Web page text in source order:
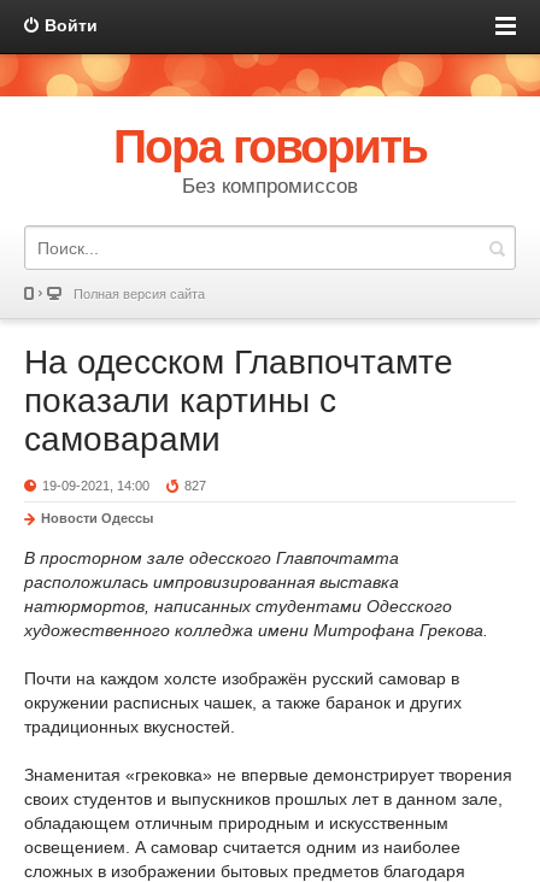
Войти
Пора говорить
Без компромиссов
Полная версия сайта
На одесском Главпочтамте
показали картины с
самоварами
19-09-2021, 14:00 827
Новости Одессы
В просторном зале одесского Главпочтамта
расположилась импровизированная выставка
натюрмортов, написанных студентами Одесского
художественного колледжа имени Митрофана Грекова.
Почти на каждом холсте изображён русский самовар в
окружении расписных чашек, а также баранок и других
традиционных вкусностей.
Знаменитая «грековка» не впервые демонстрирует творения
своих студентов и выпускников прошлых лет в данном зале,
обладающем отличным природным и искусственным
освещением. А самовар считается одним из наиболее
сложных в изображении бытовых предметов благодаря